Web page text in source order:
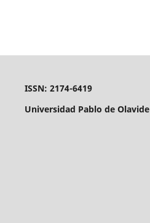
ISSN: 2174-6419
Universidad Pablo de Olavide